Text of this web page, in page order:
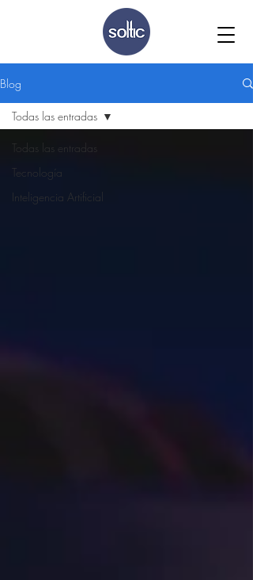
Blog
Todas las entradas
Tecnología
Inteligencia Artificial
Todas las entradas